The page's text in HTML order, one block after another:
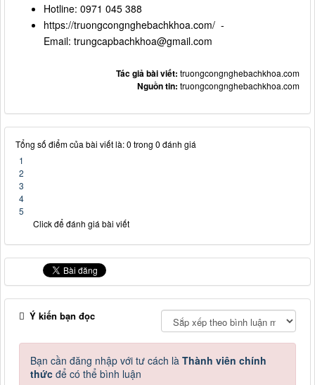
Hotline: 0971 045 388
https://truongcongnghebachkhoa.com/ -
Email: trungcapbachkhoa@gmail.com
Tác giả bài viết: truongcongnghebachkhoa.com
Nguồn tin: truongcongnghebachkhoa.com
Tổng số điểm của bài viết là: 0 trong 0 đánh giá
1
2
3
4
5
Click để đánh giá bài viết
Ý kiến bạn đọc
Bạn cần đăng nhập với tư cách là Thành viên chính
thức để có thể bình luận